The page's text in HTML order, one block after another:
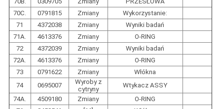
70C.
0791815 Zmiany
Wykorzystanie:
71
4372038 Zmiany
Wyniki badań
71A.
4613376 Zmiany
O-RING
72
4372039 Zmiany
Wyniki badań
72A.
4613376 Zmiany
O-RING
73
0791622 Zmiany
Włókna
74
0695007
Wyroby z
cytryny
Wtykacz ASSY
74A.
4509180 Zmiany
O-RING